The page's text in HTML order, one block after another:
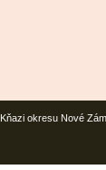
Kňazi okresu Nové